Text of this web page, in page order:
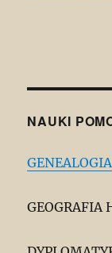
NAUKI
GENEALOGIA
GEOGRAFIA